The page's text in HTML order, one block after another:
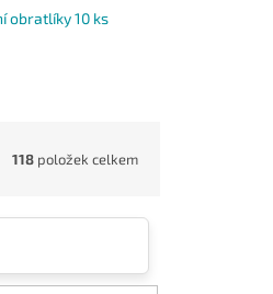
obratlíky 10 ks
118 položek celkem